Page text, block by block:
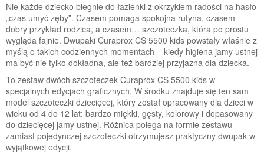
Nie każde dziecko biegnie do łazienki z okrzykiem radości na hasło
„czas umyć zęby”. Czasem pomaga spokojna rutyna, czasem
dobry przykład rodzica, a czasem… szczoteczka, która po prostu
wygląda fajnie. Dwupaki Curaprox CS 5500 kids powstały właśnie z
myślą o takich codziennych momentach – kiedy higiena jamy ustnej
ma być nie tylko dokładna, ale też bardziej przyjazna dla dziecka.
To zestaw dwóch szczoteczek Curaprox CS 5500 kids w
specjalnych edycjach graficznych. W środku znajduje się ten sam
model szczoteczki dziecięcej, który został opracowany dla dzieci w
wieku od 4 do 12 lat: bardzo miękki, gęsty, kolorowy i dopasowany
do dziecięcej jamy ustnej. Różnica polega na formie zestawu –
zamiast pojedynczej szczoteczki otrzymujesz praktyczny dwupak w
wyjątkowej edycji.